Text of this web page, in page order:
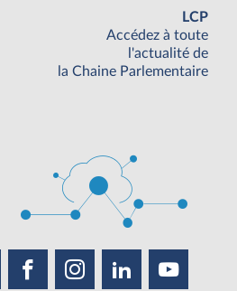
LCP
Accédez à toute
l'actualité de
la Chaine Parlementaire